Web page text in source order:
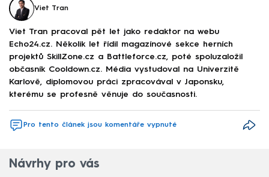
Viet Tran
Viet Tran pracoval pět let jako redaktor na webu
Echo24.cz. Několik let řídil magazínové sekce herních
projektů SkillZone.cz a Battleforce.cz, poté spoluzaložil
občasník Cooldown.cz. Média vystudoval na Univerzitě
Karlově, diplomovou práci zpracovával v Japonsku,
kterému se profesně věnuje do současnosti.
Pro tento článek jsou komentáře vypnuté
Návrhy pro vás